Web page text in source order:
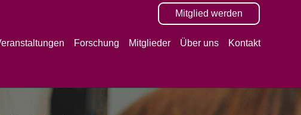
Mitglied werden
Forschung Mitglieder(current)
Über uns Kontakt